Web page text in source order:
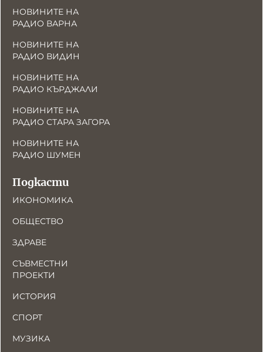
НОВИНИТЕ НА
РАДИО ВАРНА
НОВИНИТЕ НА
РАДИО ВИДИН
НОВИНИТЕ НА
РАДИО КЪРДЖАЛИ
НОВИНИТЕ НА
РАДИО СТАРА ЗАГОРА
НОВИНИТЕ НА
РАДИО ШУМЕН
Подкасти
ИКОНОМИКА
ОБЩЕСТВО
ЗДРАВЕ
СЪВМЕСТНИ
ПРОЕКТИ
ИСТОРИЯ
СПОРТ
МУЗИКА